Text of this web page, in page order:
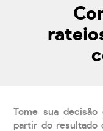
Tome sua
partir do resultado